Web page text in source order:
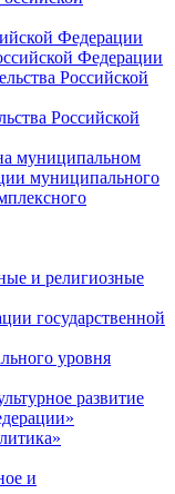
Федерации
Федерации
Российской
Российской
муниципальном
муниципального
и религиозные
государственной
уровня
развитие
и